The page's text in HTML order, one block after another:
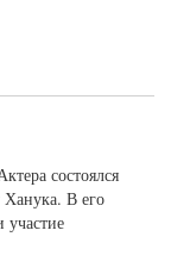
состоялся
В его
участие